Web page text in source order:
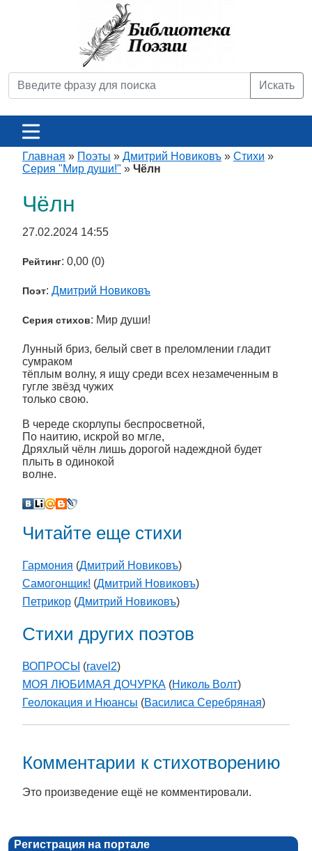
Искать
Главная » Поэты » Дмитрий Новиковъ » Стихи »
Серия "Мир души!" » Чёлн
Чёлн
27.02.2024 14:55
Рейтинг: 0,00 (0)
Поэт: Дмитрий Новиковъ
Серия стихов: Мир души!
Лунный бриз, белый свет в преломлении гладит
сумраком
тёплым волну, я ищу среди всех незамеченным в
гугле звёзд чужих
только свою.
В череде скорлупы беспросветной,
По наитию, искрой во мгле,
Дряхлый чёлн лишь дорогой надеждной будет
плыть в одинокой
волне.
Читайте еще стихи
Гармония (Дмитрий Новиковъ)
Самогонщик! (Дмитрий Новиковъ)
Петрикор (Дмитрий Новиковъ)
Стихи других поэтов
ВОПРОСЫ (ravel2)
МОЯ ЛЮБИМАЯ ДОЧУРКА (Николь Волт)
Геолокация и Нюансы (Василиса Серебряная)
Комментарии к стихотворению
Это произведение ещё не комментировали.
Регистрация на портале